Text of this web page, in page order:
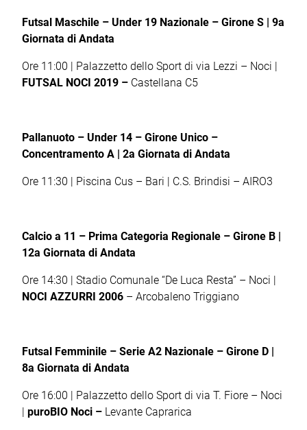
Futsal Maschile – Under 19 Nazionale – Girone S | 9a
Giornata di Andata
Ore 11:00 | Palazzetto dello Sport di via Lezzi – Noci |
FUTSAL NOCI 2019 – Castellana C5
Pallanuoto – Under 14 – Girone Unico –
Concentramento A | 2a Giornata di Andata
Ore 11:30 | Piscina Cus – Bari | C.S. Brindisi – AIRO3
Calcio a 11 – Prima Categoria Regionale – Girone B |
12a Giornata di Andata
Ore 14:30 | Stadio Comunale “De Luca Resta” – Noci |
NOCI AZZURRI 2006 – Arcobaleno Triggiano
Futsal Femminile – Serie A2 Nazionale – Girone D |
8a Giornata di Andata
Ore 16:00 | Palazzetto dello Sport di via T. Fiore – Noci
| puroBIO Noci – Levante Caprarica